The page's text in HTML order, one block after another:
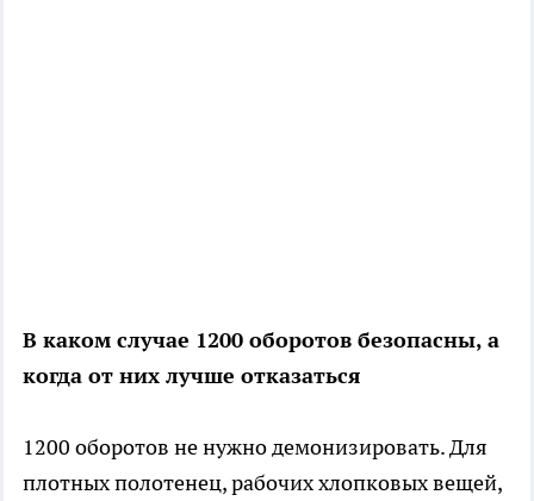
В каком случае 1200 оборотов безопасны, а
когда от них лучше отказаться
1200 оборотов не нужно демонизировать. Для
плотных полотенец, рабочих хлопковых вещей,